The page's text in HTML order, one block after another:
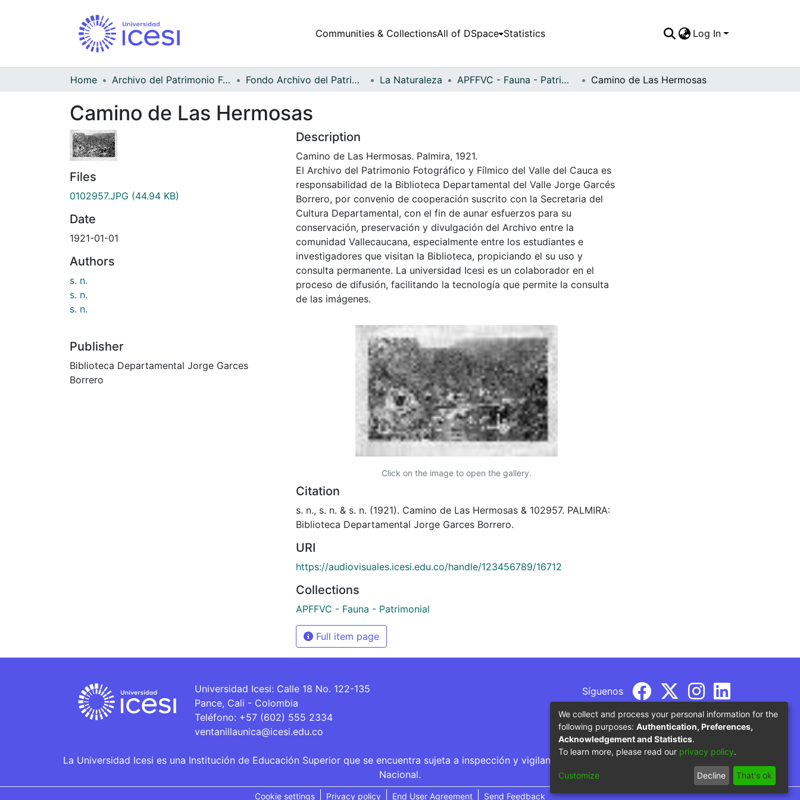
Communities & CollectionsAll of DSpace Statistics Log In
Home Archivo del Patrimonio Fotográfico y Fílmico del Valle del Cauca Fondo Archivo del Patrimonio Fotográfico y Fílmico del Valle del Cauca La Naturaleza APFFVC - Fauna - Patrimonial Camino de Las Hermosas
Camino de Las Hermosas
Files
0102957.JPG (44.94 KB)
Date
1921-01-01
Authors
s. n.
s. n.
s. n.
Publisher
Biblioteca Departamental Jorge Garces
Borrero
Description
Camino de Las Hermosas. Palmira, 1921.
El Archivo del Patrimonio Fotográfico y Fílmico del Valle del Cauca es
responsabilidad de la Biblioteca Departamental del Valle Jorge Garcés
Borrero, por convenio de cooperación suscrito con la Secretaria del
Cultura Departamental, con el fin de aunar esfuerzos para su
conservación, preservación y divulgación del Archivo entre la
comunidad Vallecaucana, especialmente entre los estudiantes e
investigadores que visitan la Biblioteca, propiciando el su uso y
consulta permanente. La universidad Icesi es un colaborador en el
proceso de difusión, facilitando la tecnología que permite la consulta
de las imágenes.
Click on the image to open the gallery.
Citation
s. n., s. n. & s. n. (1921). Camino de Las Hermosas & 102957. PALMIRA:
Biblioteca Departamental Jorge Garces Borrero.
URI
https://audiovisuales.icesi.edu.co/handle/123456789/16712
Collections
APFFVC - Fauna - Patrimonial
Full item page
Universidad Icesi: Calle 18 No. 122-135
Pance, Cali - Colombia
Teléfono: +57 (602) 555 2334
ventanillaunica@icesi.edu.co
Síguenos
La Universidad Icesi es una Institución de Educación Superior que se encuentra sujeta a inspección y vigilancia por parte del Ministerio de Educación
Nacional.
Cookie settings Privacy policy End User Agreement Send Feedback
We collect and process your personal information for the
following purposes: Authentication, Preferences,
Acknowledgement and Statistics.
To learn more, please read our privacy policy.
Customize Decline That's ok